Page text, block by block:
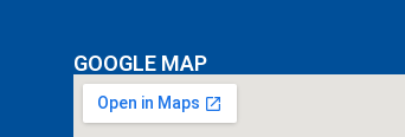
GOOGLE MAP